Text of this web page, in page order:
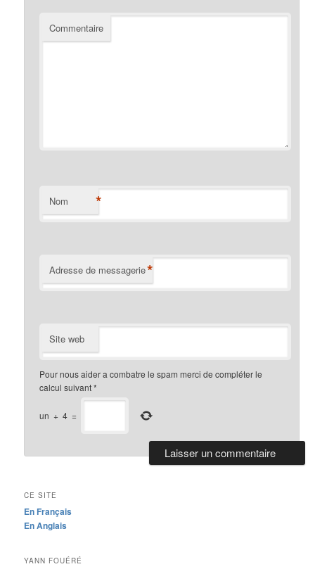
Commentaire
Nom *
Adresse de messagerie*
Site web
Pour nous aider a combatre le spam merci de compléter le
calcul suivant*
un + 4 =
CE SITE
En Français
En Anglais
YANN FOUÉRÉ